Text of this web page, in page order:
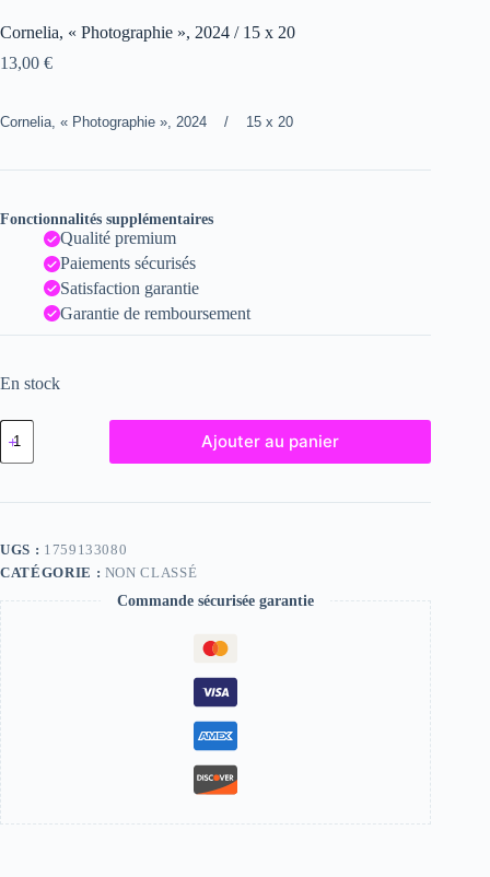
Cornelia, « Photographie », 2024 / 15 x 20
13,00 €
Cornelia, « Photographie », 2024 / 15 x 20
Fonctionnalités supplémentaires
Qualité premium
Paiements sécurisés
Satisfaction garantie
Garantie de remboursement
En stock
quantité
de
Cornelia,
2024
x
20
Ajouter au panier
UGS : 1759133080
CATÉGORIE : NON CLASSÉ
Commande sécurisée garantie